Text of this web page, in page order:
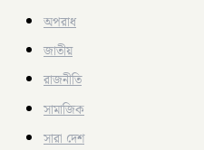
অপরাধ
জাতীয়
রাজনীতি
সামাজিক
সারা দেশ